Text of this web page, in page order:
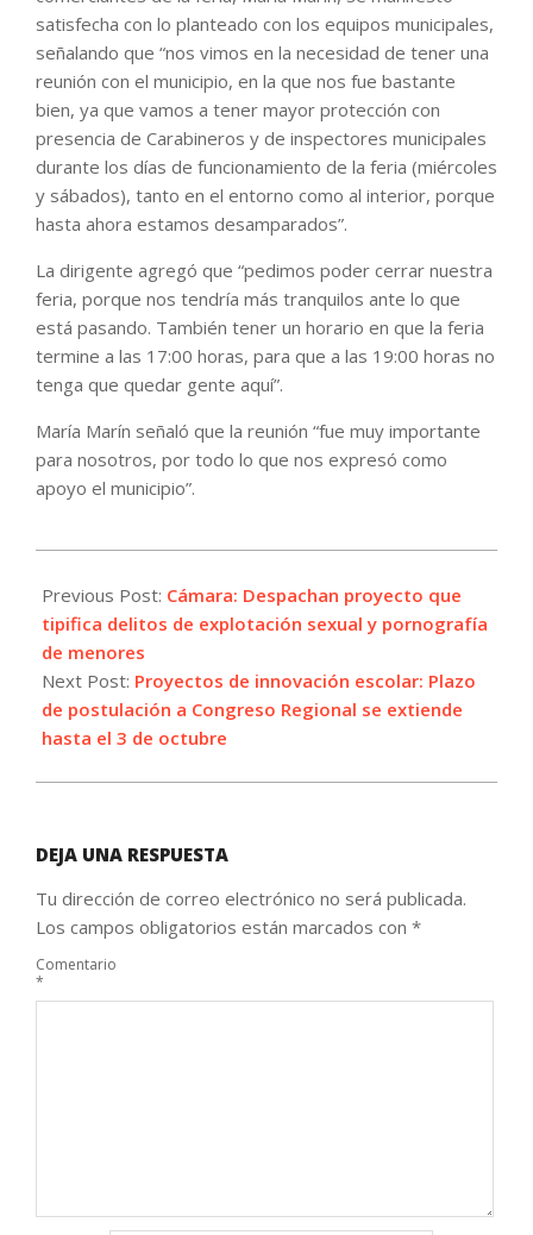
satisfecha con lo planteado con los equipos municipales,
señalando que “nos vimos en la necesidad de tener una
reunión con el municipio, en la que nos fue bastante
bien, ya que vamos a tener mayor protección con
presencia de Carabineros y de inspectores municipales
durante los días de funcionamiento de la feria (miércoles
y sábados), tanto en el entorno como al interior, porque
hasta ahora estamos desamparados”.
La dirigente agregó que “pedimos poder cerrar nuestra
feria, porque nos tendría más tranquilos ante lo que
está pasando. También tener un horario en que la feria
termine a las 17:00 horas, para que a las 19:00 horas no
tenga que quedar gente aquí”.
María Marín señaló que la reunión “fue muy importante
para nosotros, por todo lo que nos expresó como
apoyo el municipio”.
09-
13
Previous Post: Cámara: Despachan proyecto que
tipifica delitos de explotación sexual y pornografía
de menores
Next Post: Proyectos de innovación escolar: Plazo
de postulación a Congreso Regional se extiende
hasta el 3 de octubre
DEJA UNA RESPUESTA
Tu dirección de correo electrónico no será publicada.
Los campos obligatorios están marcados con *
Comentario
*